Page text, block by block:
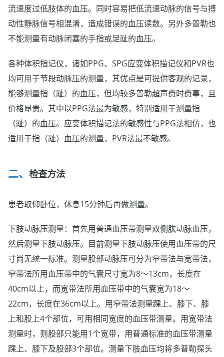
流速度过低肢体的血压。同时容易把低流速动脉的信号与搏
动性静脉信号相混淆，造成错误的血压读数。另外多普勒也
不能测量有动脉闭塞的手指或足趾的血压。
各种体积指记仪，诸如PPG、SPG应变体积描记仪和PVR也
均可用于节段动脉压的测量，其优点是可提供客观的记录，
能够测量指（趾）的血压，但均较多普勒超声费时费事，且
价格昂贵。其中以PPG法最为敏感，特别适用于测量指
（趾）的血压。应变体积描记法的敏感性与PPG法相仿，也
适用于指（趾）血压的测量，PVR法最不敏感。
检查方法
患者取仰卧位，休息15分钟后再做测量。
下肢动脉压测量：首先用普通血压带测量双侧肱动脉血压，
然后测量下肢动脉压。目前测量下肢动脉压使用血压带的尺
寸尚无统一标准。测量股部动脉压可分为窄带法与宽带法，
窄带法所用血压带中的气囊尺寸宽为8～13cm，长度在
40cm以上，而宽带法所用血压带中的气囊宽为18～
22cm，长度在36cm以上。用窄带法测量踝上、膝下、膝
上和股上4个部位，可用相同宽度的血压带测量。用宽带法
测量时，则股部只能用1个宽带，用普通标准的血压带测量
踝上、膝下及股部3个部位。测量下肢血压均将多普勒探头